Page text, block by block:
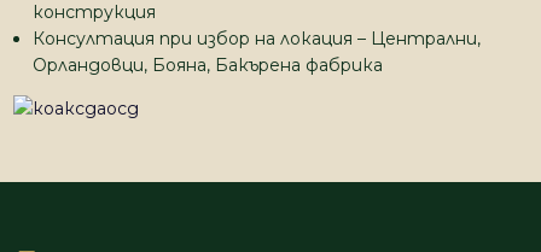
конструкция
Консултация при избор на локация – Централни,
Орландовци, Бояна, Бакърена фабрика